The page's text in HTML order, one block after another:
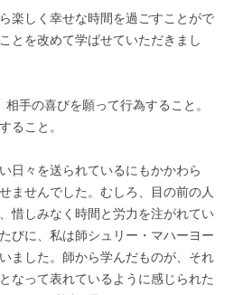
楽しく幸せな時間を過ごすことがで
とを改めて学ばせていただきまし
手の喜びを願って行為すること。
ること。
日々を送られているにもかかわら
ませんでした。むしろ、目の前の人
惜しみなく時間と労力を注がれてい
びに、私は師シュリー・マハーヨー
ました。師から学んだものが、それ
なって表れているように感じられた